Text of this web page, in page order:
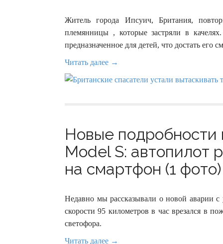
Житель города Ипсуич, Британия,
племянницы , которые застряли в
предназначенное для детей, что достать его
Читать далее →
Новые подробности
Model S: автопилот
на смартфон (1 фото)
Недавно мы рассказывали о новой аварии с
скорости 95 километров в час врезался в
светофора.
Читать далее →